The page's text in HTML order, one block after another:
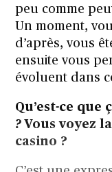
peu comme
Un moment,
d’après, vous
ensuite vous
évoluent dans
Qu’est-ce
?Vous voyez
casino ?